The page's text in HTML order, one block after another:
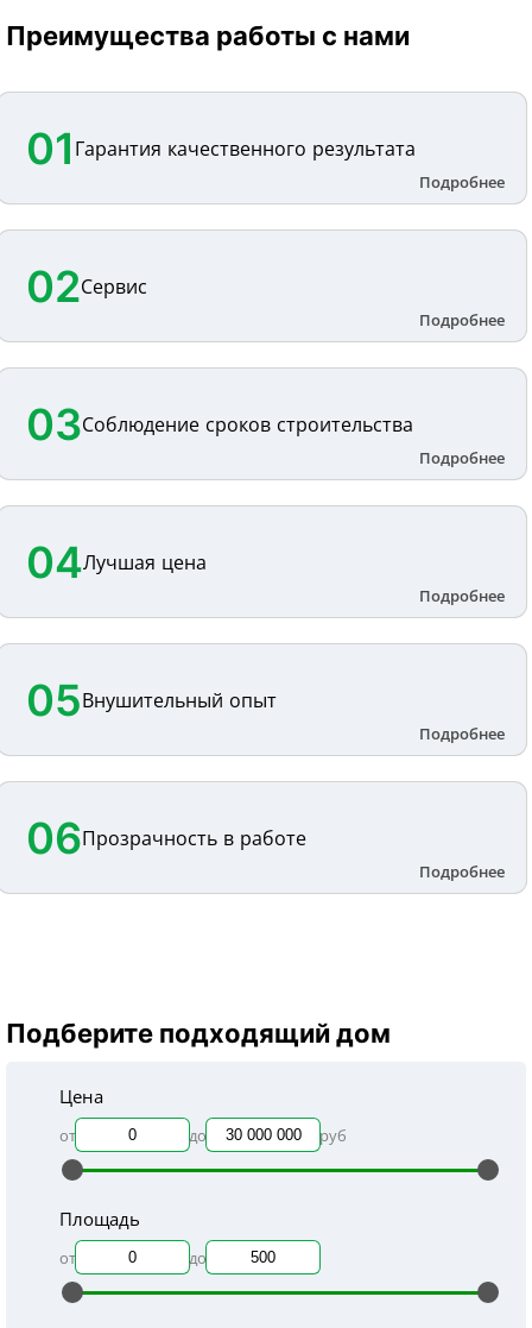
Преимущества работы с нами
01 Гарантия качественного результата
02Сервис
03Соблюдение сроков строительства
04Лучшая цена
05Внушительный опыт
06Прозрачность в работе
Подберите подходящий дом
Цена
от до руб
Площадь
от до